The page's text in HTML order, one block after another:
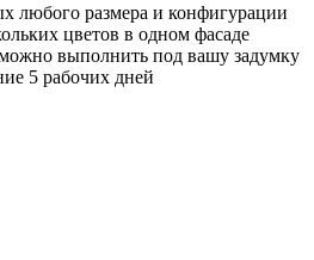
любого размера и конфигурации
цветов в одном фасаде
выполнить под вашу задумку
5 рабочих дней